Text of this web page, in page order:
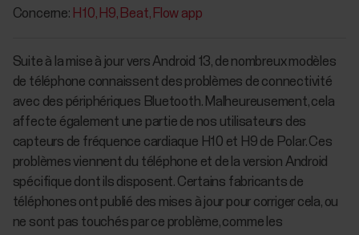
Concerne: H10 H9 Beat Flow app
Suite à la mise à jour vers Android 13, de nombreux modèles
de téléphone connaissent des problèmes de connectivité
avec des périphériques Bluetooth. Malheureusement, cela
affecte également une partie de nos utilisateurs des
capteurs de fréquence cardiaque H10 et H9 de Polar. Ces
problèmes viennent du téléphone et de la version Android
spécifique dont ils disposent. Certains fabricants de
téléphones ont publié des mises à jour pour corriger cela, ou
ne sont pas touchés par ce problème, comme les